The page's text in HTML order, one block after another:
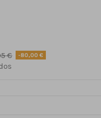
€ -80,00 €